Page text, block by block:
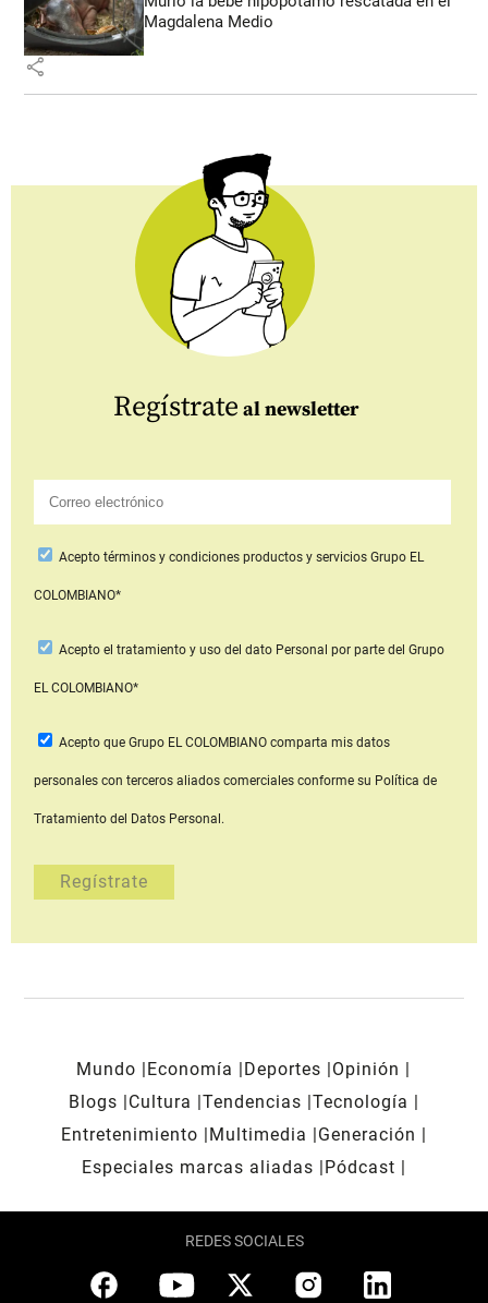
Magdalena Medio
share
Regístrate al newsletter
Aceptotérminos y condiciones productos y serviciosGrupo EL
COLOMBIANO*
Acepto el tratamiento y uso del dato Personal por parte del Grupo
EL COLOMBIANO*
Acepto que Grupo EL COLOMBIANOcomparta mis datos
personales con terceros aliados comerciales conforme su Política de
Tratamiento del Datos Personal.
Mundo Economía Deportes
Opinión
Blogs
Cultura Tendencias Tecnología
Entretenimiento
Multimedia
Generación
Especiales marcas aliadas
Pódcast
REDES SOCIALES